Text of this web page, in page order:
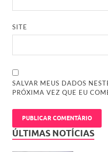
SITE
SALVAR MEUS DADOS
PRÓXIMA VEZ QUE EU
ÚLTIMAS NOTÍCIAS